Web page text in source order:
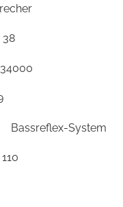
38
34000
Bassreflex-System
110